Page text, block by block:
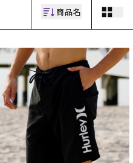
下取り保証について
よくある質問
お問い合わせ
ニュース
商品名